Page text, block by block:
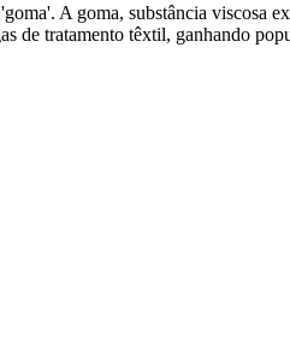
A goma, substância viscosa
de tratamento têxtil, ganhando